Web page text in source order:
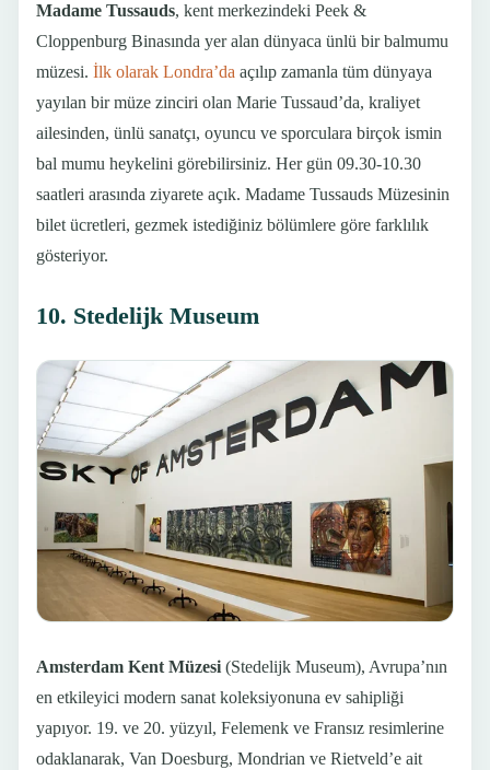
Madame Tussauds, kent merkezindeki Peek &
Cloppenburg Binasında yer alan dünyaca ünlü bir balmumu
müzesi. İlk olarak Londra’da açılıp zamanla tüm dünyaya
yayılan bir müze zinciri olan Marie Tussaud’da, kraliyet
ailesinden, ünlü sanatçı, oyuncu ve sporculara birçok ismin
bal mumu heykelini görebilirsiniz. Her gün 09.30-10.30
saatleri arasında ziyarete açık. Madame Tussauds Müzesinin
bilet ücretleri, gezmek istediğiniz bölümlere göre farklılık
gösteriyor.
10. Stedelijk Museum
Amsterdam Kent Müzesi (Stedelijk Museum), Avrupa’nın
en etkileyici modern sanat koleksiyonuna ev sahipliği
yapıyor. 19. ve 20. yüzyıl, Felemenk ve Fransız resimlerine
odaklanarak, Van Doesburg, Mondrian ve Rietveld’e ait